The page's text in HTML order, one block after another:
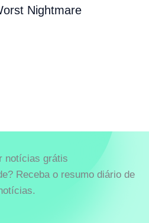
Nightmare
notícias grátis
Receba o resumo diário de